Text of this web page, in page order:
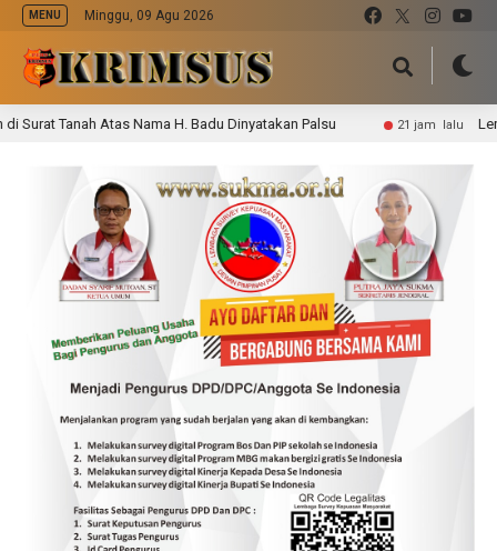
MENU Minggu, 09 Agu 2026
Tanah Atas Nama H. Badu Dinyatakan Palsu 21 jam lalu Lembur